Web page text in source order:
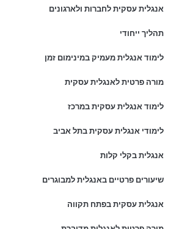
אנגלית עסקית לחברות ולארגונים
תהליך ייחודי
לימוד אנגלית מעמיק במינימום זמן
מורה פרטית לאנגלית עסקית
לימוד אנגלית עסקית במרכז
לימודי אנגלית עסקית בתל אביב
אנגלית בקלי קלות
שיעורים פרטיים באנגלית למבוגרים
אנגלית עסקית בפתח תקווה